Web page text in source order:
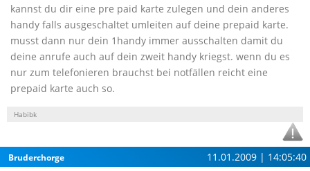
kannst du dir eine pre paid karte zulegen und dein anderes
handy falls ausgeschaltet umleiten auf deine prepaid karte.
musst dann nur dein 1handy immer ausschalten damit du
deine anrufe auch auf dein zweit handy kriegst. wenn du es
nur zum telefonieren brauchst bei notfällen reicht eine
prepaid karte auch so.
Habibk
Bruderchorge 11.01.2009 | 14:05:40